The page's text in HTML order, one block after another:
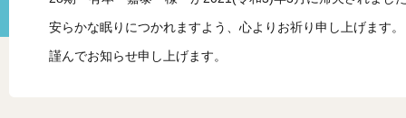
安らかな眠りにつかれますよう、心よりお祈り申し上げます。
謹んでお知らせ申し上げます。